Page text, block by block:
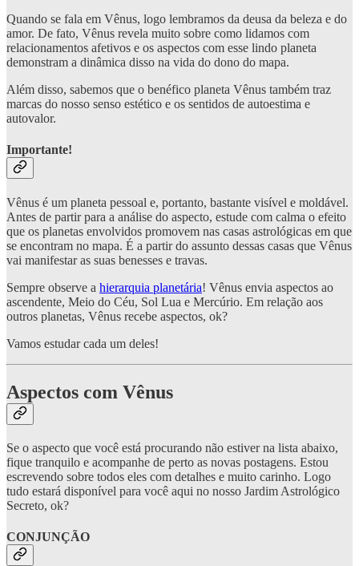
Quando se fala em Vênus, logo lembramos da deusa da beleza e do
amor. De fato, Vênus revela muito sobre como lidamos com
relacionamentos afetivos e os aspectos com esse lindo planeta
demonstram a dinâmica disso na vida do dono do mapa.
Além disso, sabemos que o benéfico planeta Vênus também traz
marcas do nosso senso estético e os sentidos de autoestima e
autovalor.
Importante!
Vênus é um planeta pessoal e, portanto, bastante visível e moldável.
Antes de partir para a análise do aspecto, estude com calma o efeito
que os planetas envolvidos promovem nas casas astrológicas em que
se encontram no mapa. É a partir do assunto dessas casas que Vênus
vai manifestar as suas benesses e travas.
Sempre observe a hierarquia planetária! Vênus envia aspectos ao
ascendente, Meio do Céu, Sol Lua e Mercúrio. Em relação aos
outros planetas, Vênus recebe aspectos, ok?
Vamos estudar cada um deles!
Aspectos com Vênus
Se o aspecto que você está procurando não estiver na lista abaixo,
fique tranquilo e acompanhe de perto as novas postagens. Estou
escrevendo sobre todos eles com detalhes e muito carinho. Logo
tudo estará disponível para você aqui no nosso Jardim Astrológico
Secreto, ok?
CONJUNÇÃO